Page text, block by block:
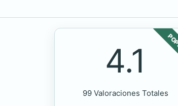
4.1
99 Valoraciones Totales